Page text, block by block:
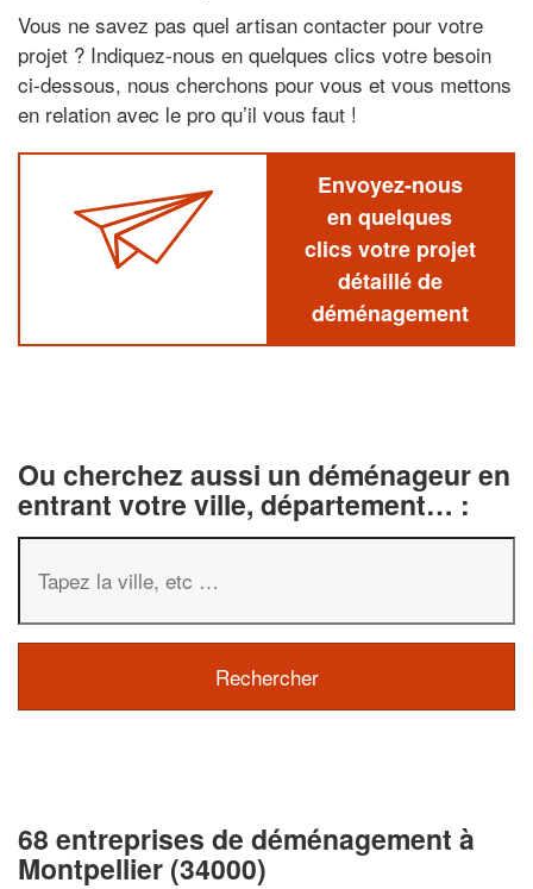
Vous ne savez pas quel artisan contacter pour votre
projet ? Indiquez-nous en quelques clics votre besoin
ci-dessous, nous cherchons pour vous et vous mettons
en relation avec le pro qu’il vous faut !
Envoyez-nous
en quelques
clics votre projet
détaillé de
déménagement
Ou cherchez aussi un déménageur en
entrant votre ville, département… :
68 entreprises de déménagement à
Montpellier (34000)